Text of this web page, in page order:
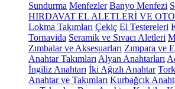
Sundurma Menfezler Banyo Menfezi
HIRDAVAT EL ALETLERİ VE OTO
Lokma Takımları Çekiç El Testereleri
Tornavida Seramik ve Sıvacı Aletleri
Zımbalar ve Aksesuarları Zımpara ve
Anahtar Takımları Alyan Anahtarları
İngiliz Anahtarı İki Ağızlı Anahtar
Anahtar ve Takımları Kurbağcık